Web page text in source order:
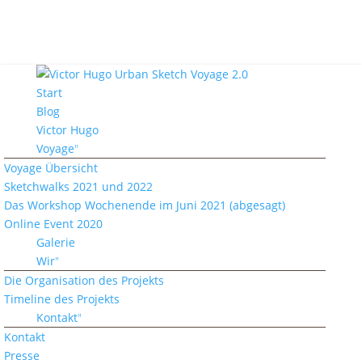
Start
Blog
Victor Hugo
Voyage
Voyage Übersicht
Sketchwalks 2021 und 2022
Das Workshop Wochenende im Juni 2021 (abgesagt)
Online Event 2020
Galerie
Wir
Die Organisation des Projekts
Timeline des Projekts
Kontakt
Kontakt
Presse